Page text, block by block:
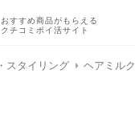
おすすめ商品がもらえる
クチコミポイ活サイト
スタイリング ヘアミルク